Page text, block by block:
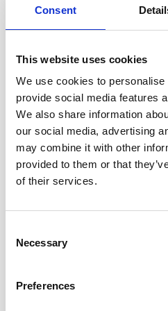
Consent
This website uses cookies
We use cookies to
provide social media features
We also share information
our social media, advertising
may combine it with other
provided to them or that
of their services.
Selection
Necessary
Preferences